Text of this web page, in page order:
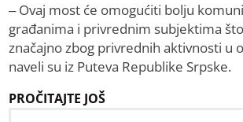
– Ovaj most će omogućiti bolju
građanima i privrednim subjektima
značajno zbog privrednih aktivnosti u
naveli su iz Puteva Republike Srpske.
PROČITAJTE JOŠ